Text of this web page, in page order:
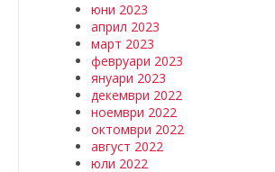
юни 2023
април 2023
март 2023
февруари 2023
януари 2023
декември 2022
ноември 2022
октомври 2022
август 2022
юли 2022